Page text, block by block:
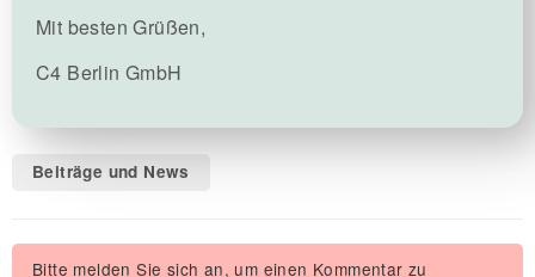
Mit besten Grüßen,
C4 Berlin GmbH
Beiträge und News
Bitte melden Sie sich an, um einen Kommentar zu